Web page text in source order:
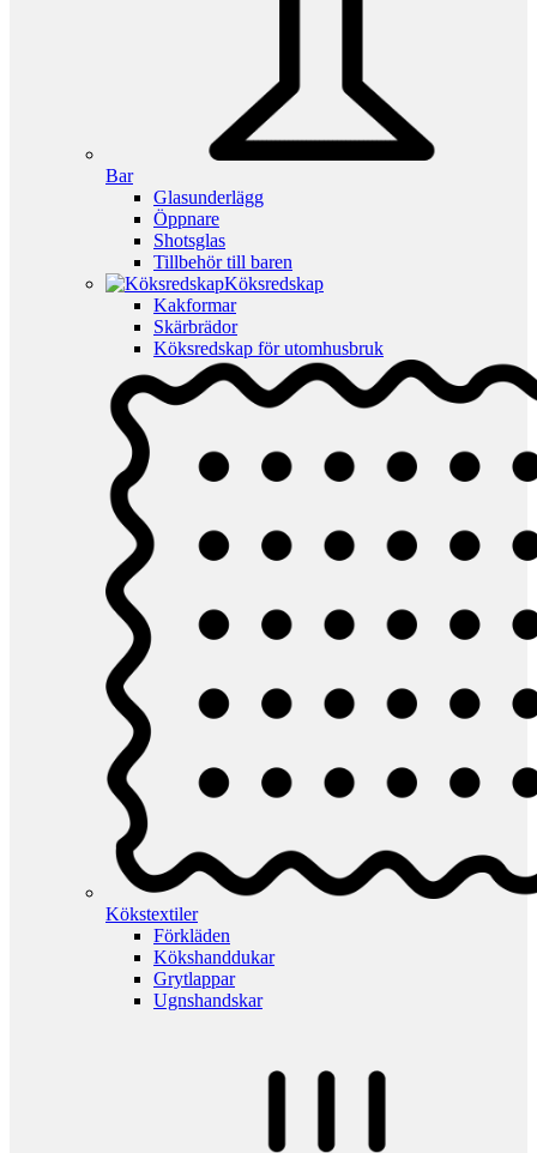
Bar
Glasunderlägg
Öppnare
Shotsglas
Tillbehör till baren
Köksredskap
Kakformar
Skärbrädor
Köksredskap för utomhusbruk
Kökstextiler
Förkläden
Kökshanddukar
Grytlappar
Ugnshandskar